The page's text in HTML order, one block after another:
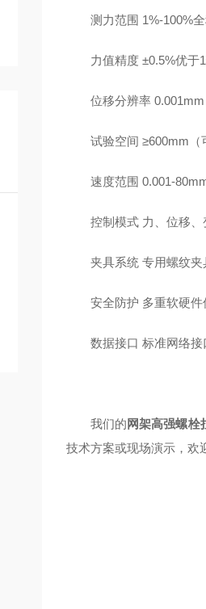
测力范围 1%-100%
力值精度 ±0.5%优于
位移分辨率 0.001mm
试验空间 ≥600mm（
速度范围 0.001-
控制模式 力、位移、
夹具系统 专用螺纹
安全防护 多重软硬件
数据接口 标准网络
我们的 网架高强螺栓
技术方案或现场演示，欢